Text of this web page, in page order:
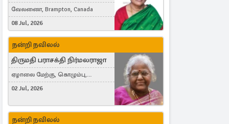
வேலணை, Brampton, Canada
08 Jul, 2026
நன்றி நவிலல்
திருமதி பராசக்தி நிர்மலராஜா
ஏழாலை மேற்கு, கொழும்பு,
தங்காலை, London, United Kingdom
02 Jul, 2026
நன்றி நவிலல்